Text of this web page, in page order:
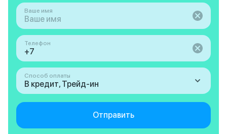
Ваше имя
Телефон
Способ оплаты
В кредит, Трейд-ин
Отправить